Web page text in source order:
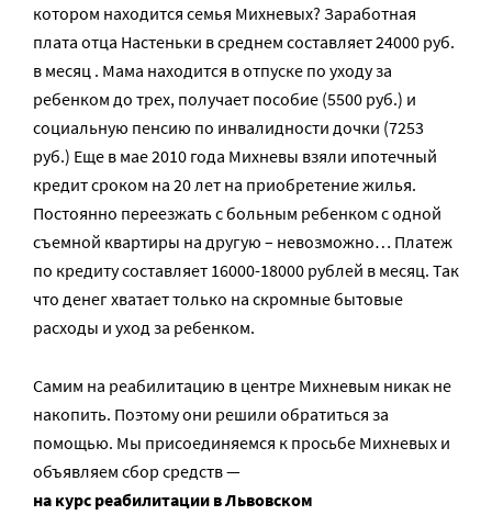
котором находится семья Михневых? Заработная
плата отца Настеньки в среднем составляет 24000 руб.
в месяц . Мама находится в отпуске по уходу за
ребенком до трех, получает пособие (5500 руб.) и
социальную пенсию по инвалидности дочки (7253
руб.) Еще в мае 2010 года Михневы взяли ипотечный
кредит сроком на 20 лет на приобретение жилья.
Постоянно переезжать с больным ребенком с одной
съемной квартиры на другую – невозможно… Платеж
по кредиту составляет 16000-18000 рублей в месяц. Так
что денег хватает только на скромные бытовые
расходы и уход за ребенком.
Самим на реабилитацию в центре Михневым никак не
накопить. Поэтому они решили обратиться за
помощью. Мы присоединяемся к просьбе Михневых и
объявляем сбор средств —
на курс реабилитации в Львовском